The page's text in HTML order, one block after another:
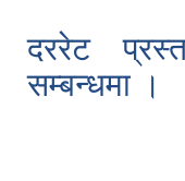
दररेट
सम्बन्धमा ।